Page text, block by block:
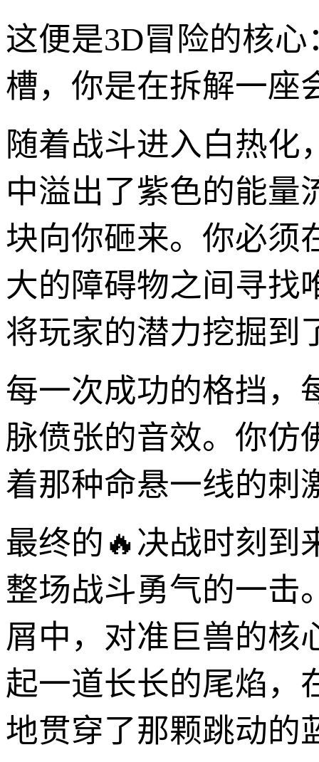
这便是3D冒险的核
槽，你是在拆解一座
随着战斗进入白热化
中溢出了紫色的能量
块向你砸来。你必须
大的障碍物之间寻找
将玩家的潜力挖掘到
每一次成功的格挡，
脉偾张的音效。你仿
着那种命悬一线的刺
最终的🔥决战时刻到
整场战斗勇气的一击
屑中，对准巨兽的核
起一道长长的尾焰，
地贯穿了那颗跳动的